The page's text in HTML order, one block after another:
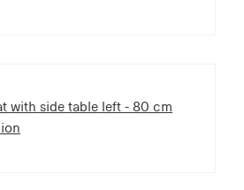
with side table left - 80 cm